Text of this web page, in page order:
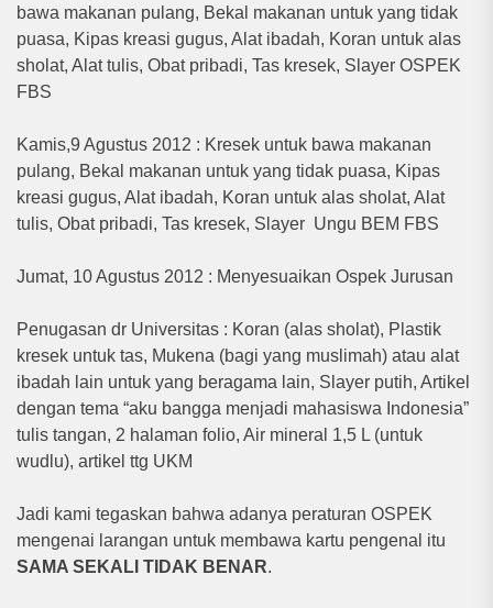
bawa makanan pulang, Bekal makanan untuk yang tidak
puasa, Kipas kreasi gugus, Alat ibadah, Koran untuk alas
sholat, Alat tulis, Obat pribadi, Tas kresek, Slayer OSPEK
FBS
Kamis,9 Agustus 2012 : Kresek untuk bawa makanan
pulang, Bekal makanan untuk yang tidak puasa, Kipas
kreasi gugus, Alat ibadah, Koran untuk alas sholat, Alat
tulis, Obat pribadi, Tas kresek, Slayer Ungu BEM FBS
Jumat, 10 Agustus 2012 : Menyesuaikan Ospek Jurusan
Penugasan dr Universitas : Koran (alas sholat), Plastik
kresek untuk tas, Mukena (bagi yang muslimah) atau alat
ibadah lain untuk yang beragama lain, Slayer putih, Artikel
dengan tema “aku bangga menjadi mahasiswa Indonesia”
tulis tangan, 2 halaman folio, Air mineral 1,5 L (untuk
wudlu), artikel ttg UKM
Jadi kami tegaskan bahwa adanya peraturan OSPEK
mengenai larangan untuk membawa kartu pengenal itu
SAMA SEKALI TIDAK BENAR.